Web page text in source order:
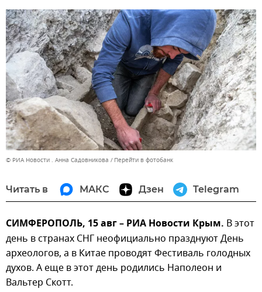
© РИА Новости . Анна Садовникова Перейти в фотобанк
Читать в МАКС Дзен Telegram
СИМФЕРОПОЛЬ, 15 авг – РИА Новости Крым. В этот
день в странах СНГ неофициально празднуют День
археологов, а в Китае проводят Фестиваль голодных
духов. А еще в этот день родились Наполеон и
Вальтер Скотт.